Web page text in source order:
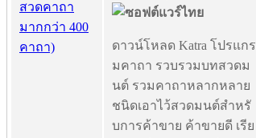
ดาวน์โหลด Katra โปรแกร
มคาถา รวบรวมบทสวดม
นต์ รวมคาถาหลากหลาย
ชนิดเอาไว้สวดมนต์สำหรั
บการค้าขาย ค้าขายดี เรีย